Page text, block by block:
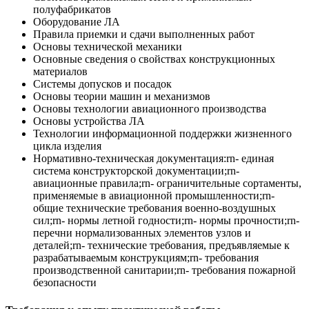
полуфабрикатов
Оборудование ЛА
Правила приемки и сдачи выполненных работ
Основы технической механики
Основные сведения о свойствах конструкционных
материалов
Системы допусков и посадок
Основы теории машин и механизмов
Основы технологии авиационного производства
Основы устройства ЛА
Технологии информационной поддержки жизненного
цикла изделия
Нормативно-техническая документация:rn- единая
система конструкторской документации;rn-
авиационные правила;rn- ограничительные сортаменты,
применяемые в авиационной промышленности;rn-
общие технические требования военно-воздушных
сил;rn- нормы летной годности;rn- нормы прочности;rn-
перечни нормализованных элементов узлов и
деталей;rn- технические требования, предъявляемые к
разрабатываемым конструкциям;rn- требования
производственной санитарии;rn- требования пожарной
безопасности